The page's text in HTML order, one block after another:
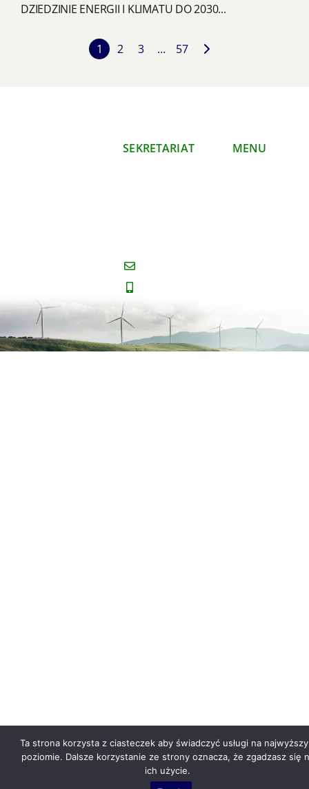
DZIEDZINIE ENERGII I KLIMATU DO 2030...
1 2 3 … 57
SEKRETARIAT
MENU
Ta strona korzysta z ciasteczek aby świadczyć usługi na
poziomie. Dalsze korzystanie ze strony oznacza, że zgadzasz się
ich użycie.